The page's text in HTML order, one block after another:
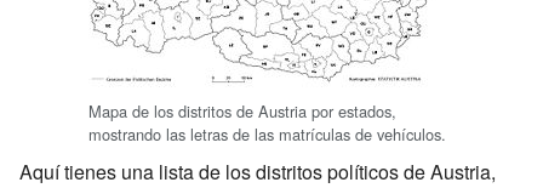
Mapa de los distritos de Austria por estados,
mostrando las letras de las matrículas de vehículos.
Aquí tienes una lista de los distritos políticos de Austria,